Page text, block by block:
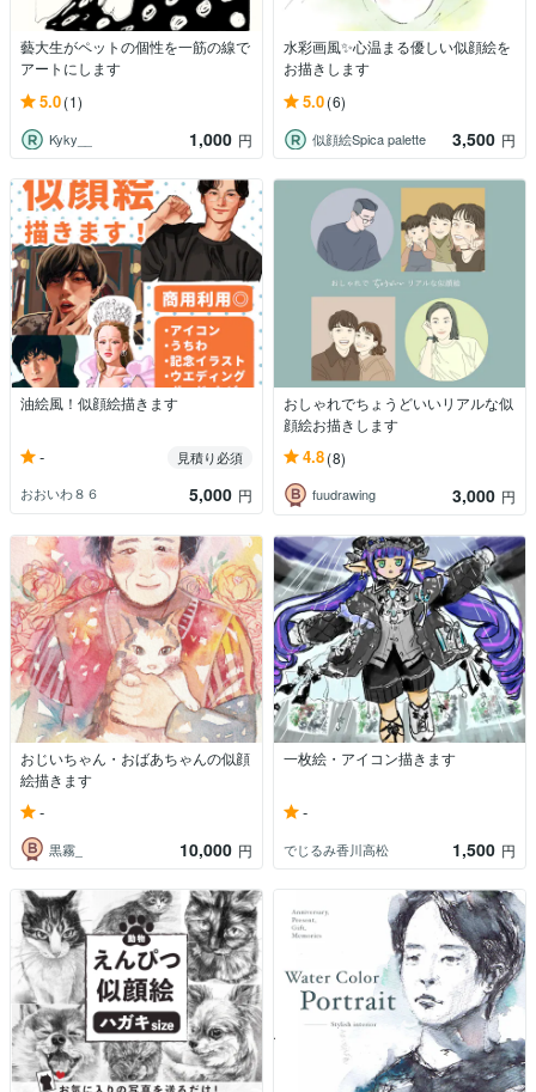
藝大生がペットの個性を一筋の線で
アートにします
5.0(1)
Kyky__ 1,000 円
水彩画風✨心温まる優しい似顔絵を
お描きします
5.0(6)
似顔絵Spica palette 3,500 円
油絵風！似顔絵描きます
-
見積り必須
おおいわ８６
5,000 円
おしゃれでちょうどいいリアルな似
顔絵お描きします
4.8(8)
fuudrawing 3,000 円
おじいちゃん・おばあちゃんの似顔
絵描きます
-
黒霧_ 10,000 円
一枚絵・アイコン描きます
-
でじるみ香川高松 1,500 円